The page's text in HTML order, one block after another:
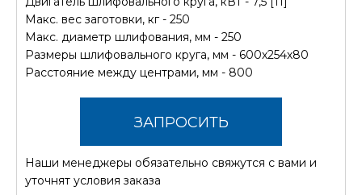
Макс. вес заготовки, кг - 250
Макс. диаметр шлифования, мм - 250
Размеры шлифовального круга, мм - 600х254х80
Расстояние между центрами, мм - 800
ЗАПРОСИТЬ
СТОИМОСТЬ
Наши менеджеры обязательно свяжутся с вами и
уточнят условия заказа